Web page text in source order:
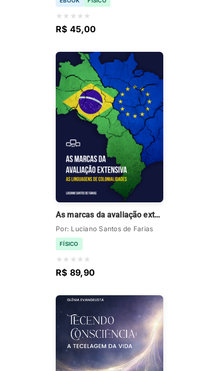
★ ★ ★ ★ ★
R$ 45,00
As marcas da avaliação extensiva
Por: Luciano Santos de Farias
FÍSICO
★ ★ ★ ★ ★
R$ 89,90